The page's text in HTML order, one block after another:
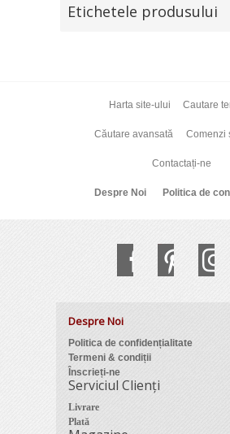
Etichetele produsului
Harta site-ului Cautare
Căutare avansată Comenzi
Contactați-ne
Despre Noi Politica de
Despre Noi
Politica de confidențialitate
Termeni & condiții
Înscrieți-ne
Serviciul Clienți
Livrare
Plată